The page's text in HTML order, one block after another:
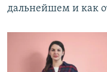
дальнейшем и как